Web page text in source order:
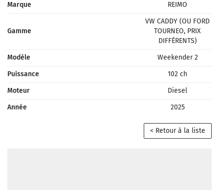
Marque
REIMO
Gamme
VW CADDY (OU FORD
TOURNEO, PRIX
DIFFÉRENTS)
Modèle
Weekender 2
Puissance
102 ch
Moteur
Diesel
Année
2025
< Retour à la liste